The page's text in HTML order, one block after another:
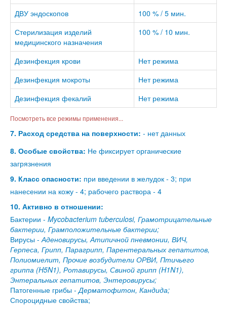
ДВУ эндоскопов
100 % / 5 мин.
Стерилизация изделий
медицинского назначения
100 % / 10 мин.
Дезинфекция крови
Нет режима
Дезинфекция мокроты
Нет режима
Дезинфекция фекалий
Нет режима
Посмотреть все режимы применения...
7. Расход средства на поверхности: - нет данных
8. Особые свойства: Не фиксирует органические
загрязнения
9. Класс опасности: при введении в желудок - 3; при
нанесении на кожу - 4; рабочего раствора - 4
10. Активно в отношении:
Бактерии - Mycobacterium tuberculosi, Грамотрицательные
бактерии, Грамположительные бактерии;
Вирусы -Аденовирусы, Атипичной пневмонии, ВИЧ,
Герпеса, Грипп, Парагрипп, Парентеральных гепатитов,
Полиомиелит, Прочие возбудители ОРВИ, Птичьего
гриппа (H5N1), Ротавирусы, Свиной грипп (H1N1),
Энтеральных гепатитов, Энтеровирусы;
Патогенные грибы -Дерматофитон, Кандида;
Спороцидные свойства;